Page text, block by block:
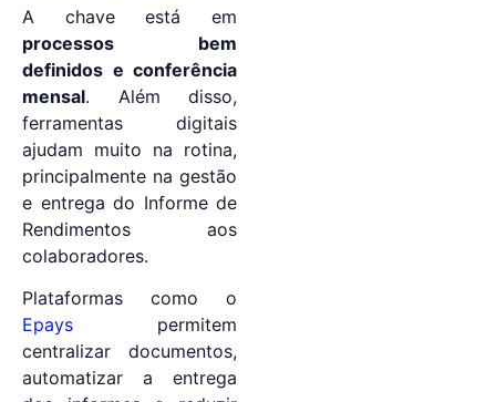
A chave está em
processos bem
definidos e conferência
mensal. Além disso,
ferramentas digitais
ajudam muito na rotina,
principalmente na gestão
e entrega do Informe de
Rendimentos aos
colaboradores.
Plataformas como o
Epays permitem
centralizar documentos,
automatizar a entrega